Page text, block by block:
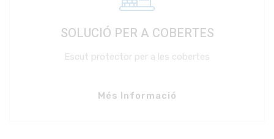
SOLUCIÓ PER A COBERTES
Escut protector per a les cobertes
Més Informació